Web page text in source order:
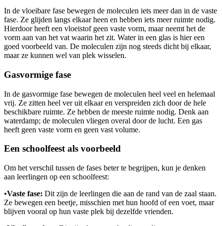
In de vloeibare fase bewegen de moleculen iets meer dan in de vaste
fase. Ze glijden langs elkaar heen en hebben iets meer ruimte nodig.
Hierdoor heeft een vloeistof geen vaste vorm, maar neemt het de
vorm aan van het vat waarin het zit. Water in een glas is hier een
goed voorbeeld van. De moleculen zijn nog steeds dicht bij elkaar,
maar ze kunnen wel van plek wisselen.
Gasvormige fase
In de gasvormige fase bewegen de moleculen heel veel en helemaal
vrij. Ze zitten heel ver uit elkaar en verspreiden zich door de hele
beschikbare ruimte. Ze hebben de meeste ruimte nodig. Denk aan
waterdamp; de moleculen vliegen overal door de lucht. Een gas
heeft geen vaste vorm en geen vast volume.
Een schoolfeest als voorbeeld
Om het verschil tussen de fases beter te begrijpen, kun je denken
aan leerlingen op een schoolfeest:
•Vaste fase: Dit zijn de leerlingen die aan de rand van de zaal staan.
Ze bewegen een beetje, misschien met hun hoofd of een voet, maar
blijven vooral op hun vaste plek bij dezelfde vrienden.